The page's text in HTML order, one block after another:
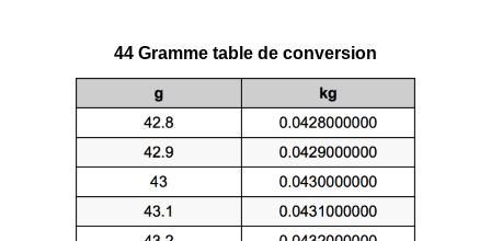
44 Gramme table de conversion